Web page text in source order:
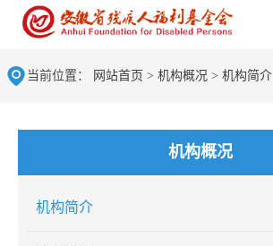
当前位置： 网站首页 > 机构概况 > 机构简介
机构概况
机构简介